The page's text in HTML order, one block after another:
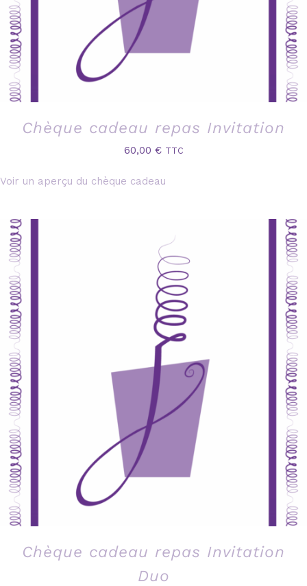
Chèque cadeau repas Invitation
60,00 € TTC
Voir un aperçu du chèque cadeau
Chèque cadeau repas Invitation
Duo